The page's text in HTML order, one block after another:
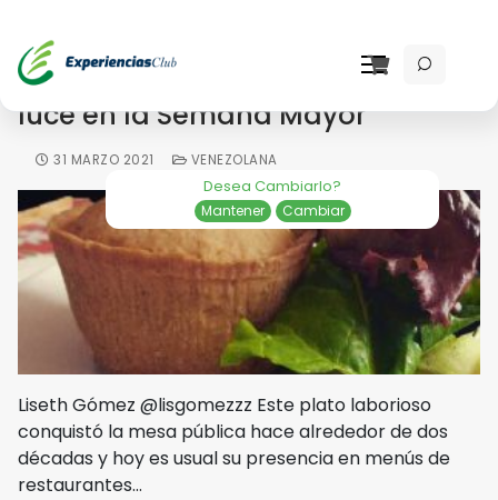
Desea Cambiarlo?
Mantener Cambiar
La polvorosa de pollo también se
luce en la Semana Mayor
31 MARZO 2021 VENEZOLANA
Liseth Gómez @lisgomezzz Este plato laborioso
conquistó la mesa pública hace alrededor de dos
décadas y hoy es usual su presencia en menús de
restaurantes…